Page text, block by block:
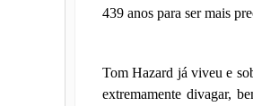
439 anos para ser mais
Tom Hazard já viveu e
extremamente divagar,